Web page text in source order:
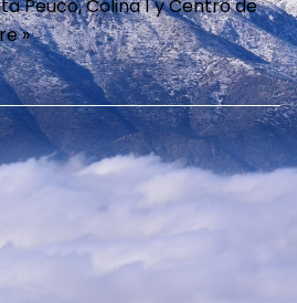
Peuco, Colina 1 y Centro de
»